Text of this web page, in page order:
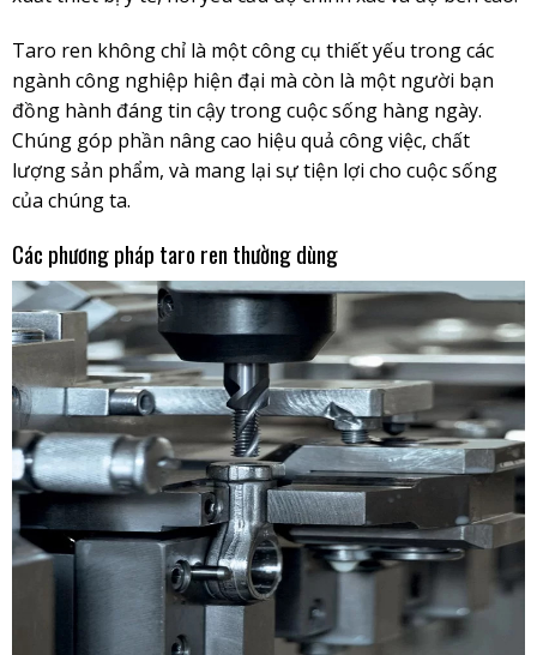
Taro ren không chỉ là một công cụ thiết yếu trong các
ngành công nghiệp hiện đại mà còn là một người bạn
đồng hành đáng tin cậy trong cuộc sống hàng ngày.
Chúng góp phần nâng cao hiệu quả công việc, chất
lượng sản phẩm, và mang lại sự tiện lợi cho cuộc sống
của chúng ta.
Các phương pháp taro ren thường dùng